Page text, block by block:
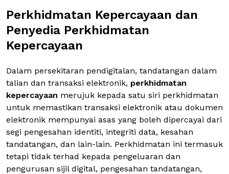
Perkhidmatan Kepercayaan dan
Penyedia Perkhidmatan
Kepercayaan
Dalam persekitaran pendigitalan, tandatangan dalam
talian dan transaksi elektronik, perkhidmatan
kepercayaan merujuk kepada satu siri perkhidmatan
untuk memastikan transaksi elektronik atau dokumen
elektronik mempunyai asas yang boleh dipercayai dari
segi pengesahan identiti, integriti data, kesahan
tandatangan, dan lain-lain. Perkhidmatan ini termasuk
tetapi tidak terhad kepada pengeluaran dan
pengurusan sijil digital, pengesahan tandatangan,